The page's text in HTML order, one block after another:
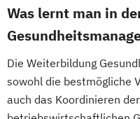
Ganzheitlicher
Geprüfter
Geprüfter
Geprüfter
Was lernt man in
Die Weiterbildung
sowohl die bestmögliche
auch das Koordinieren